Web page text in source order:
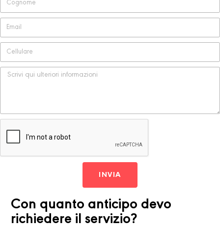
INVIA
Con quanto anticipo devo
richiedere il servizio?